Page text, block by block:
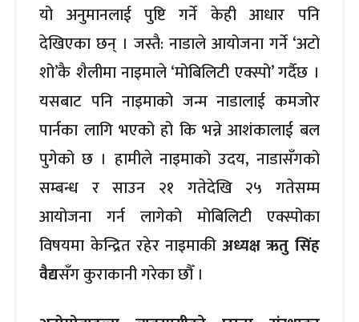
यो अनुमानलाई पुष्टि गर्ने केही आधार पनि
देखिएका छन् । जस्तै: नाडाले आयोजना गर्ने ‘अटो
शो’कै शैलीमा नाइमाले ‘मोबिलिटी एक्स्पो’ गर्दैछ ।
यसबाट पनि नाइमाको जन्म नाडालाई कमजोर
पार्नका लागि भएको हो कि भन्ने आशंकालाई बल
पुगेको छ । हामीले नाइमाको उदय, नाडासँगको
सम्बन्ध र साउन २१ गतेदेखि २५ गतेसम्म
आयोजना गर्न लागेको मोबिलिटी एक्स्पोका
विषयमा केन्द्रित रहेर नाइमाकीअध्यक्ष ऋतु सिंह
वैद्यसँग कुराकानी गरेका छौँ ।